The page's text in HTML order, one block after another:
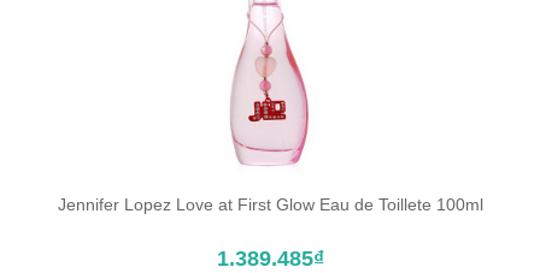
ĐẶT TRƯỚC SẢN PHẨM
Jennifer Lopez Love at First Glow Eau de Toillete 100ml
1.389.485₫